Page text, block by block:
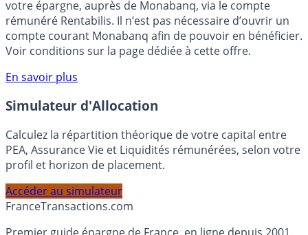
Bénéficiez de cette offre de placement sans risque pour
votre épargne, auprès de Monabanq, via le compte
rémunéré Rentabilis. Il n’est pas nécessaire d’ouvrir un
compte courant Monabanq afin de pouvoir en bénéficier.
Voir conditions sur la page dédiée à cette offre.
En savoir plus
Simulateur d'Allocation
Calculez la répartition théorique de votre capital entre
PEA, Assurance Vie et Liquidités rémunérées, selon votre
profil et horizon de placement.
Accéder au simulateur
FranceTransactions.com